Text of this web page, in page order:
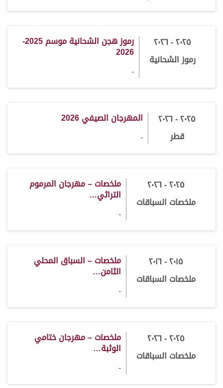
٢٠٢٥ - ٢٠٢٦
رموز الشحانية
رموز هجن الشحانية موسم 2025-
2026
-
٢٠٢٥ - ٢٠٢٦
قطر
المهرجان الصيفي 2026
-
٢٠٢٥ - ٢٠٢٦
ملخصات السباقات
ملخصات – مهرجان المرموم
التراثي…
-
٢٠١٥ - ٢٠١٦
ملخصات السباقات
ملخصات – السباق المحلي
الثامن…
-
٢٠٢٥ - ٢٠٢٦
ملخصات السباقات
ملخصات – مهرجان ختامي
الوثبة…
-